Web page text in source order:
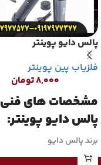
پالس دایو پوینتر
فلزیاب پین پوینتر
۸,۰۰۰تومان
مشخصات های فنی
پالس دایو پوینتر:
برند پالس دایو
رنگ مشکی